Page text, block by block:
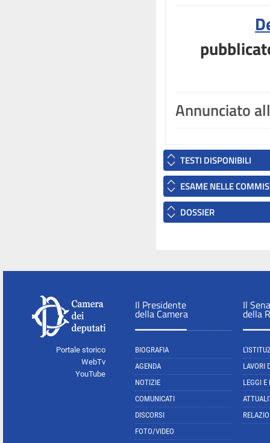
Annunciato
TESTI DISPONIBILI
ESAME NELLE
DOSSIER
Portale storico
WebTv
YouTube
Il Presidente
della Camera
BIOGRAFIA
AGENDA
NOTIZIE
COMUNICATI
DISCORSI
FOTO/VIDEO
Il
della
LAVORI
LEGGI E